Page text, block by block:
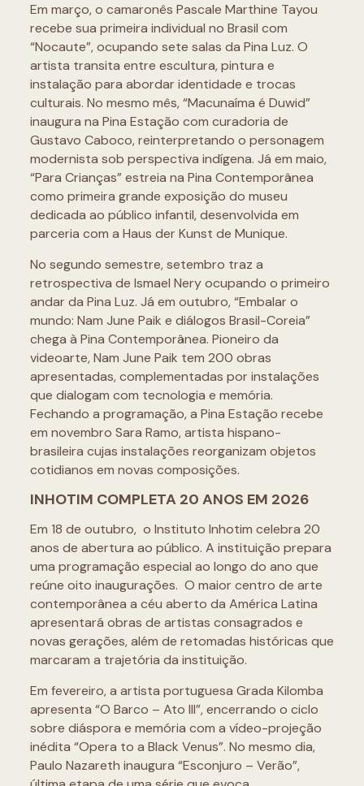
Em março, o camaronês Pascale Marthine Tayou
recebe sua primeira individual no Brasil com
“Nocaute”, ocupando sete salas da Pina Luz. O
artista transita entre escultura, pintura e
instalação para abordar identidade e trocas
culturais. No mesmo mês, “Macunaíma é Duwid”
inaugura na Pina Estação com curadoria de
Gustavo Caboco, reinterpretando o personagem
modernista sob perspectiva indígena. Já em maio,
“Para Crianças” estreia na Pina Contemporânea
como primeira grande exposição do museu
dedicada ao público infantil, desenvolvida em
parceria com a Haus der Kunst de Munique.
No segundo semestre, setembro traz a
retrospectiva de Ismael Nery ocupando o primeiro
andar da Pina Luz. Já em outubro, “Embalar o
mundo: Nam June Paik e diálogos Brasil-Coreia”
chega à Pina Contemporânea. Pioneiro da
videoarte, Nam June Paik tem 200 obras
apresentadas, complementadas por instalações
que dialogam com tecnologia e memória.
Fechando a programação, a Pina Estação recebe
em novembro Sara Ramo, artista hispano-
brasileira cujas instalações reorganizam objetos
cotidianos em novas composições.
INHOTIM COMPLETA 20 ANOS EM 2026
Em 18 de outubro, o Instituto Inhotim celebra 20
anos de abertura ao público. A instituição prepara
uma programação especial ao longo do ano que
reúne oito inaugurações. O maior centro de arte
contemporânea a céu aberto da América Latina
apresentará obras de artistas consagrados e
novas gerações, além de retomadas históricas que
marcaram a trajetória da instituição.
Em fevereiro, a artista portuguesa Grada Kilomba
apresenta “O Barco – Ato III”, encerrando o ciclo
sobre diáspora e memória com a vídeo-projeção
inédita “Opera to a Black Venus”. No mesmo dia,
Paulo Nazareth inaugura “Esconjuro – Verão”,